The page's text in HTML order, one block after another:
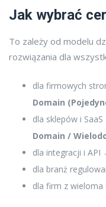
Jak wybrać
To zależy od modelu
rozwiązania dla
dla firmowych
Domain
dla sklepów i
Domain /
dla integracji i API
dla branż
dla firm z